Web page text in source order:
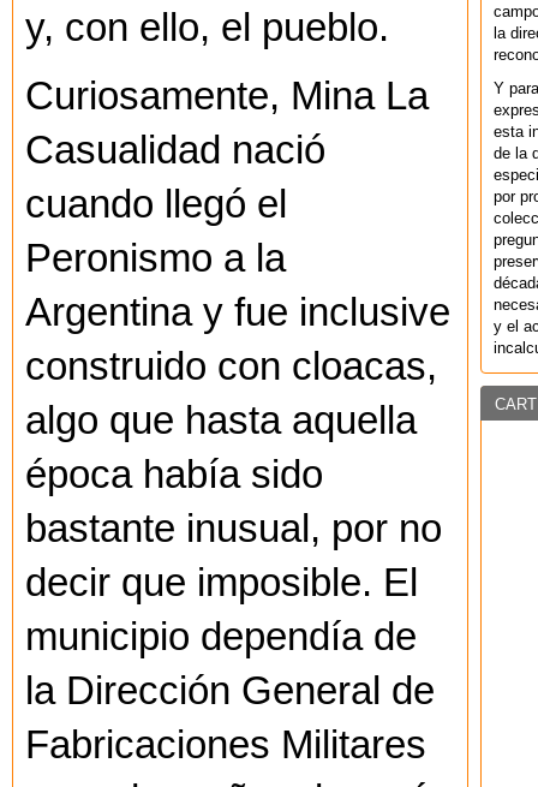
y, con ello, el pueblo.
Curiosamente, Mina La
Casualidad nació
cuando llegó el
Peronismo a la
Argentina y fue inclusive
construido con cloacas,
algo que hasta aquella
época había sido
bastante inusual, por no
decir que imposible. El
municipio dependía de
la Dirección General de
Fabricaciones Militares
la
Y
esta
de la
por
y el